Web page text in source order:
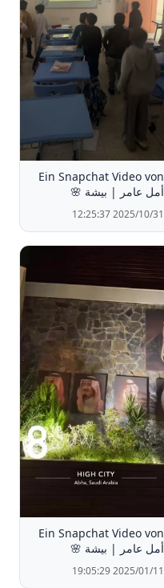
Ein Snapchat Video von
أمل عامر | بيشة 🌸
2025/10/31 12:25:37
Ein Snapchat Video von
أمل عامر | بيشة 🌸
2025/01/11 19:05:29